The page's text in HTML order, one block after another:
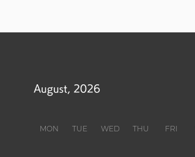
August, 2026
MON TUE WED THU FRI